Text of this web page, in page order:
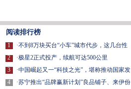
阅读排行榜
1
2
3
4
·不到8万块买台“小车”城市代步，这几台性
·极星2正式投产，续航可达500公里
·中国崛起又一“科技之光”，堪称推动国家发
·苏宁推出“品牌赢新计划”良品铺子、来伊份